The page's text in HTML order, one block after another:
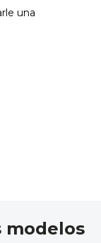
una
modelos